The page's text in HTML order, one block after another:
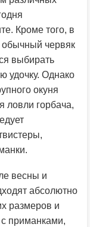
Кроме того, в
обычный червяк
выбирать
удочку. Однако
окуня
ловли горбача,
весны и
абсолютно
размеров и
приманками,